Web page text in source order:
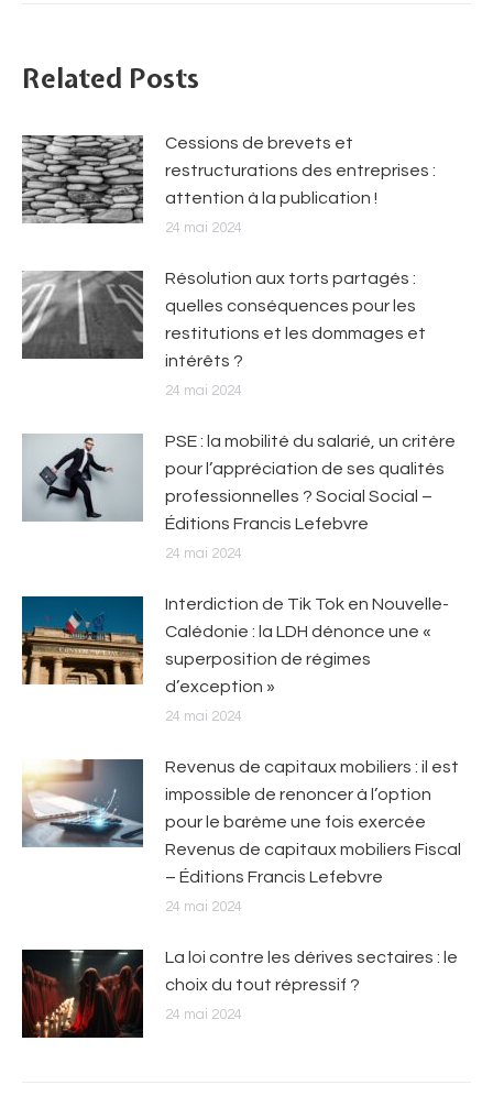
Related Posts
Cessions de brevets et
restructurations des entreprises :
attention à la publication !
24 mai 2024
Résolution aux torts partagés :
quelles conséquences pour les
restitutions et les dommages et
intérêts ?
24 mai 2024
PSE : la mobilité du salarié, un critère
pour l’appréciation de ses qualités
professionnelles ? Social Social –
Éditions Francis Lefebvre
24 mai 2024
Interdiction de Tik Tok en Nouvelle-
Calédonie : la LDH dénonce une «
superposition de régimes
d’exception »
24 mai 2024
Revenus de capitaux mobiliers : il est
impossible de renoncer à l’option
pour le barème une fois exercée
Revenus de capitaux mobiliers Fiscal
– Éditions Francis Lefebvre
24 mai 2024
La loi contre les dérives sectaires : le
choix du tout répressif ?
24 mai 2024